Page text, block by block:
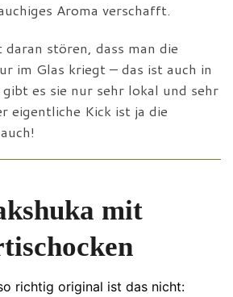
Aroma verschafft.
stören, dass man die
im Glas kriegt – das ist auch in
gibt es sie nur sehr lokal und sehr
eigentliche Kick ist ja die
mit
richtig original ist das nicht: